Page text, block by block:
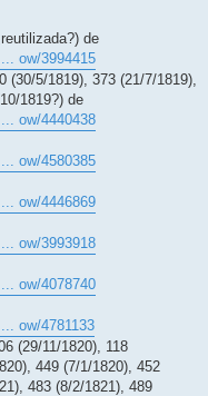
de
ow/3994415
(30/5/1819), 373 (21/7/1819),
1819?) de
ow/4440438
ow/4580385
ow/4446869
ow/3993918
ow/4078740
ow/4781133
(29/11/1820), 118
449 (7/1/1820), 452
483 (8/2/1821), 489